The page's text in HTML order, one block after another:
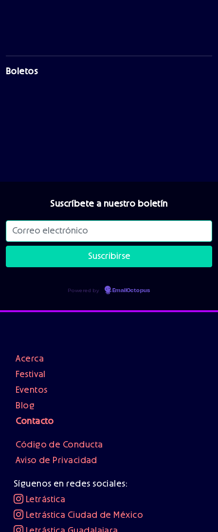
Boletos
Suscríbete a nuestro boletín
Powered by EmailOctopus
Acerca
Festival
Eventos
Blog
Contacto
Código de Conducta
Aviso de Privacidad
Síguenos en redes sociales:
Letrástica
Letrástica Ciudad de México